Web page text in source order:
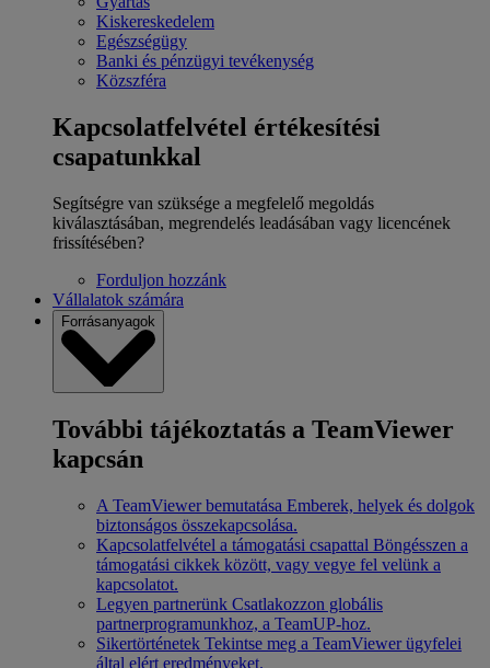
Kiskereskedelem
Egészségügy
Banki és pénzügyi tevékenység
Közszféra
Kapcsolatfelvétel értékesítési
csapatunkkal
Segítségre van szüksége a megfelelő megoldás
kiválasztásában, megrendelés leadásában vagy licencének
frissítésében?
Forduljon hozzánk
Vállalatok számára
Forrásanyagok
További tájékoztatás a TeamViewer
kapcsán
A TeamViewer bemutatása Emberek, helyek és dolgok
biztonságos összekapcsolása.
Kapcsolatfelvétel a támogatási csapattal Böngésszen a
támogatási cikkek között, vagy vegye fel velünk a
kapcsolatot.
Legyen partnerünk Csatlakozzon globális
partnerprogramunkhoz, a TeamUP-hoz.
Sikertörténetek Tekintse meg a TeamViewer ügyfelei
által elért eredményeket.